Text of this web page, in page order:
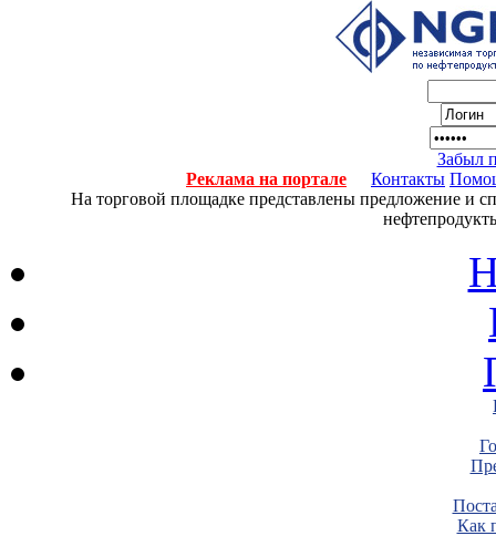
Забыл
Реклама на портале
Контакты
На торговой площадке представлены предложение и
Как